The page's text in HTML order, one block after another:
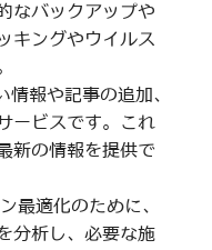
なバックアップや
キングやウイルス
情報や記事の追加、
ービスです。これ
新の情報を提供で
最適化のために、
分析し、必要な施